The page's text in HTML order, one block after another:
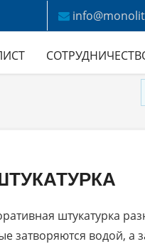
штукатурка
затворяются водой,